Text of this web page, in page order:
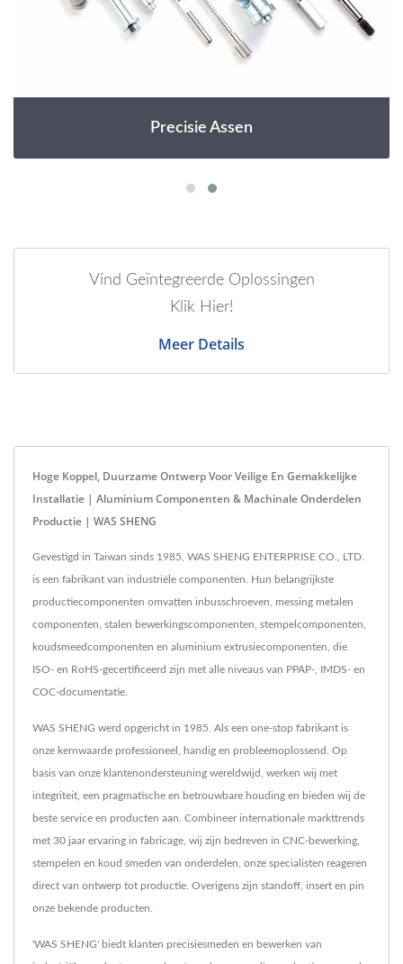
Precisie Assen
Vind Geïntegreerde Oplossingen
Klik Hier!
Meer Details
Hoge Koppel, Duurzame Ontwerp Voor Veilige En Gemakkelijke
Installatie | Aluminium Componenten & Machinale Onderdelen
Productie | WAS SHENG
Gevestigd in Taiwan sinds 1985, WAS SHENG ENTERPRISE CO., LTD.
is een fabrikant van industriële componenten. Hun belangrijkste
productiecomponenten omvatten inbusschroeven, messing metalen
componenten, stalen bewerkingscomponenten, stempelcomponenten,
koudsmeedcomponenten en aluminium extrusiecomponenten, die
ISO- en RoHS-gecertificeerd zijn met alle niveaus van PPAP-, IMDS- en
COC-documentatie.
WAS SHENG werd opgericht in 1985. Als een one-stop fabrikant is
onze kernwaarde professioneel, handig en probleemoplossend. Op
basis van onze klantenondersteuning wereldwijd, werken wij met
integriteit, een pragmatische en betrouwbare houding en bieden wij de
beste service en producten aan. Combineer internationale markttrends
met 30 jaar ervaring in fabricage, wij zijn bedreven in CNC-bewerking,
stempelen en koud smeden van onderdelen, onze specialisten reageren
direct van ontwerp tot productie. Overigens zijn standoff, insert en pin
onze bekende producten.
'WAS SHENG' biedt klanten precisiesmeden en bewerken van